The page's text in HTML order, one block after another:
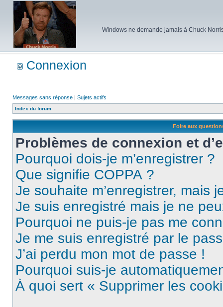
Windows ne demande jamais à Chuck
Connexion
Messages sans réponse | Sujets actifs
Index du forum
Foire aux
Problèmes de connexion et
Pourquoi dois-je m’enregistrer ?
Que signifie COPPA ?
Je souhaite m’enregistrer, mais
Je suis enregistré mais je ne
Pourquoi ne puis-je pas me
Je me suis enregistré par le
J’ai perdu mon mot de passe !
Pourquoi suis-je
À quoi sert « Supprimer les